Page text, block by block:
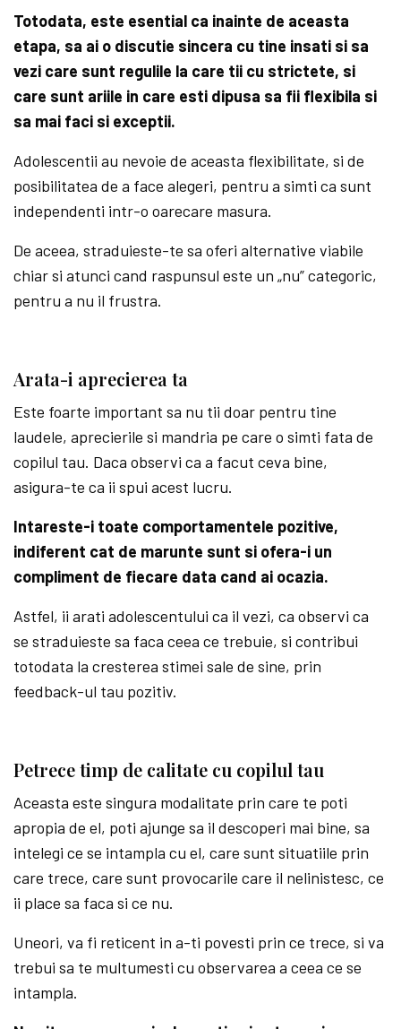
Totodata, este esential ca inainte de aceasta
etapa, sa ai o discutie sincera cu tine insati si sa
vezi care sunt regulile la care tii cu strictete, si
care sunt ariile in care esti dipusa sa fii flexibila si
sa mai faci si exceptii.
Adolescentii au nevoie de aceasta flexibilitate, si de
posibilitatea de a face alegeri, pentru a simti ca sunt
independenti intr-o oarecare masura.
De aceea, straduieste-te sa oferi alternative viabile
chiar si atunci cand raspunsul este un „nu” categoric,
pentru a nu il frustra.
Arata-i aprecierea ta
Este foarte important sa nu tii doar pentru tine
laudele, aprecierile si mandria pe care o simti fata de
copilul tau. Daca observi ca a facut ceva bine,
asigura-te ca ii spui acest lucru.
Intareste-i toate comportamentele pozitive,
indiferent cat de marunte sunt si ofera-i un
compliment de fiecare data cand ai ocazia.
Astfel, ii arati adolescentului ca il vezi, ca observi ca
se straduieste sa faca ceea ce trebuie, si contribui
totodata la cresterea stimei sale de sine, prin
feedback-ul tau pozitiv.
Petrece timp de calitate cu copilul tau
Aceasta este singura modalitate prin care te poti
apropia de el, poti ajunge sa il descoperi mai bine, sa
intelegi ce se intampla cu el, care sunt situatiile prin
care trece, care sunt provocarile care il nelinistesc, ce
ii place sa faca si ce nu.
Uneori, va fi reticent in a-ti povesti prin ce trece, si va
trebui sa te multumesti cu observarea a ceea ce se
intampla.